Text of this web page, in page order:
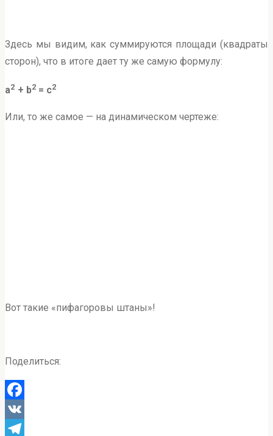
Здесь мы видим, как суммируются площади (квадраты
сторон), что в итоге дает ту же самую формулу:
a2 + b2 = с2
Или, то же самое — на динамическом чертеже:
Вот такие «пифагоровы штаны»!
Поделиться:
Facebook
VK